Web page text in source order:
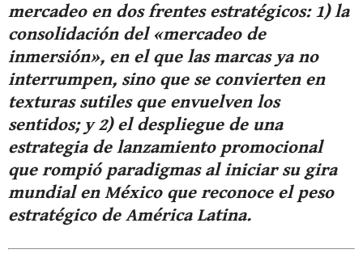
mercadeo en dos frentes estratégicos: 1) la
consolidación del «mercadeo de
inmersión», en el que las marcas ya no
interrumpen, sino que se convierten en
texturas sutiles que envuelven los
sentidos; y 2) el despliegue de una
estrategia de lanzamiento promocional
que rompió paradigmas al iniciar su gira
mundial en México que reconoce el peso
estratégico de América Latina.